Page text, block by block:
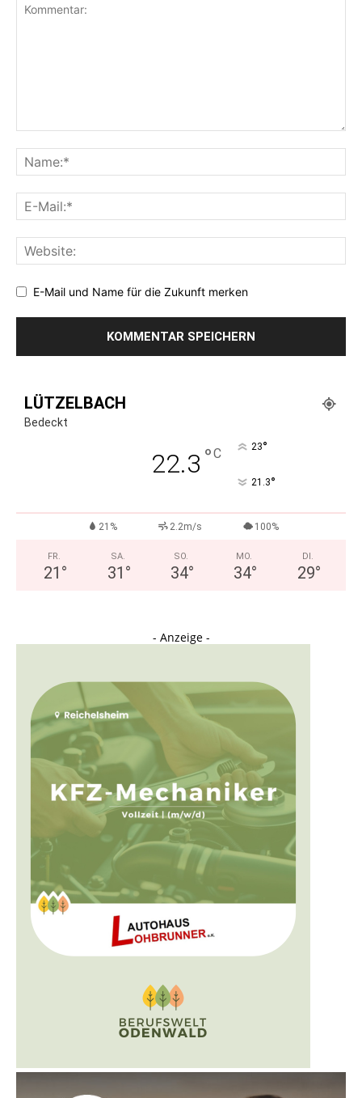
E-Mail und Name für die Zukunft merken
LÜTZELBACH
Bedeckt
22.3 °C 23°
21.3°
21% 2.2m/s 100%
FR.
21 °
SA.
31 °
SO.
34°
MO.
34°
DI.
29°
- Anzeige -